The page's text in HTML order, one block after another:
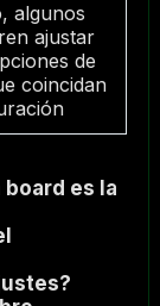
algunos
ajustar
de
coincidan
es la